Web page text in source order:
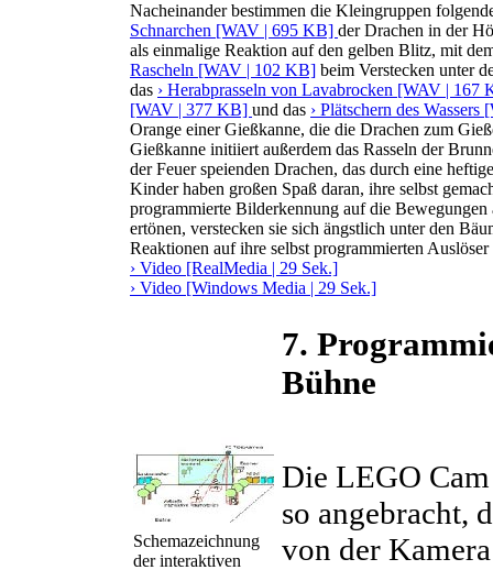
Nacheinander bestimmen die Kleingruppen
Schnarchen [WAV | 695 KB] der Drachen in der
als einmalige Reaktion auf den gelben Blitz, mit
Rascheln [WAV | 102 KB] beim Verstecken unter
das › Herabprasseln von Lavabrocken [WAV | 167
[WAV | 377 KB] und das › Plätschern des
Orange einer Gießkanne, die die Drachen zum
Gießkanne initiiert außerdem das Rasseln der
der Feuer speienden Drachen, das durch eine
Kinder haben großen Spaß daran, ihre selbst
programmierte Bilderkennung auf die
ertönen, verstecken sie sich ängstlich unter den
Reaktionen auf ihre selbst programmierten
› Video [RealMedia | 29 Sek.]
› Video [Windows Media | 29 Sek.]
Schemazeichnung
der interaktiven
7.
Bühne
Die LEGO
so angebracht,
von der